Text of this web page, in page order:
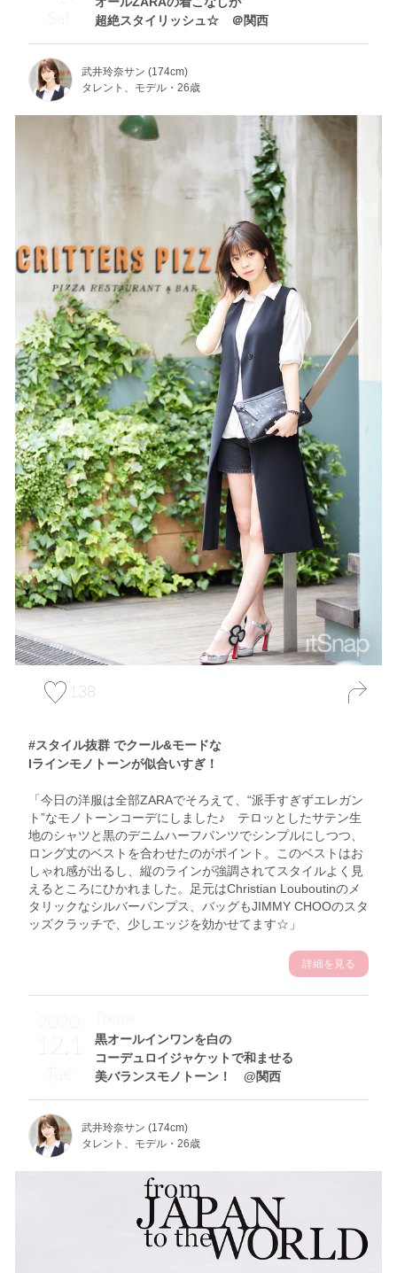
Sat
超絶スタイリッシュ☆ ＠関西
武井玲奈サン (174cm)
タレント、モデル・26歳
138
#スタイル抜群 でクール&モードな
Iラインモノトーンが似合いすぎ！
「今日の洋服は全部ZARAでそろえて、“派手すぎずエレガン
ト”なモノトーンコーデにしました♪ テロッとしたサテン生
地のシャツと黒のデニムハーフパンツでシンプルにしつつ、
ロング丈のベストを合わせたのがポイント。このベストはお
しゃれ感が出るし、縦のラインが強調されてスタイルよく見
えるところにひかれました。足元はChristian Louboutinのメ
タリックなシルバーパンプス、バッグもJIMMY CHOOのスタ
ッズクラッチで、少しエッジを効かせてます☆」
詳細を見る
12.1
Tue
黒オールインワンを白の
コーデュロイジャケットで和ませる
美バランスモノトーン！ @関西
Theme
武井玲奈サン (174cm)
タレント、モデル・26歳